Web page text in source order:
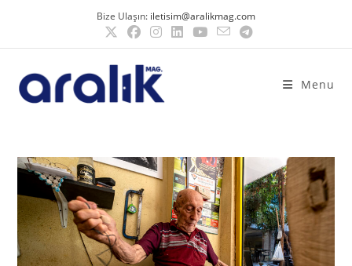
Bize Ulaşın: iletisim@aralikmag.com
Menu